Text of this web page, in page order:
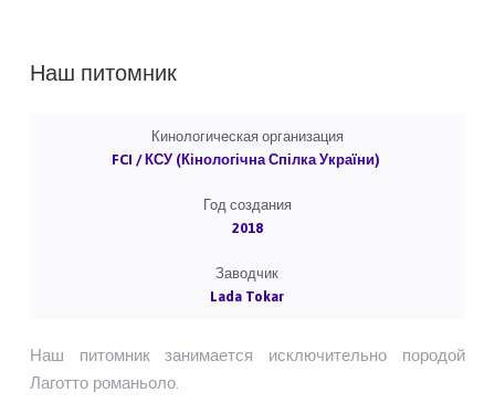
Наш питомник
Кинологическая организация
FCI / КСУ (Кінологічна Спілка України)
Год создания
2018
Заводчик
Lada Tokar
Наш питомник занимается исключительно породой
Лаготто романьоло.